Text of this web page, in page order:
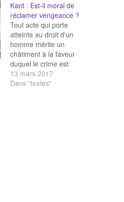
Kant : Est-il moral de
réclamer vengeance ?
Tout acte qui porte
atteinte au droit d'un
homme mérite un
châtiment à la faveur
duquel le crime est
vengé dans la personne
de celui qui l'a accompli.
13 mars 2017
Dans "textes"